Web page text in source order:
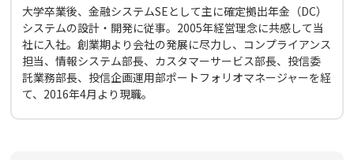
大学卒業後、金融システムSEとして主に確定拠出年金（DC）
システムの設計・開発に従事。2005年経営理念に共感して当
社に入社。創業期より会社の発展に尽力し、コンプライアンス
担当、情報システム部長、カスタマーサービス部長、投信委
託業務部長、投信企画運用部ポートフォリオマネージャーを経
て、2016年4月より現職。